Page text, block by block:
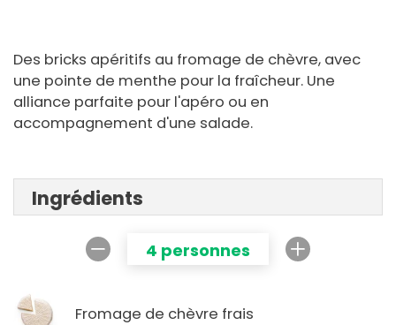
Des bricks apéritifs au fromage de chèvre, avec
une pointe de menthe pour la fraîcheur. Une
alliance parfaite pour l'apéro ou en
accompagnement d'une salade.
Ingrédients
4 personnes
Fromage de chèvre frais